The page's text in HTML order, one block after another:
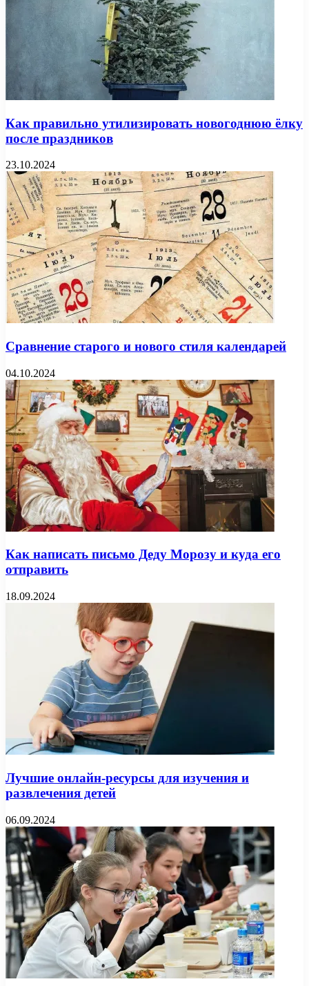
Как правильно утилизировать новогоднюю ёлку
после праздников
23.10.2024
Сравнение старого и нового стиля календарей
04.10.2024
Как написать письмо Деду Морозу и куда его
отправить
18.09.2024
Лучшие онлайн-ресурсы для изучения и
развлечения детей
06.09.2024